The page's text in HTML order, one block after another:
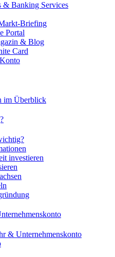
& Banking Services
Briefing
Portal
& Blog
Card
im Überblick
investieren
& Unternehmenskonto